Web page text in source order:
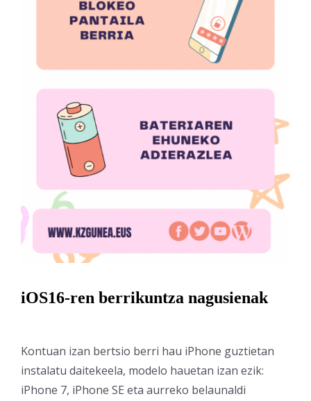
iOS16-ren berrikuntza nagusienak
Kontuan izan bertsio berri hau iPhone guztietan
instalatu daitekeela, modelo hauetan izan ezik:
iPhone 7, iPhone SE eta aurreko belaunaldi